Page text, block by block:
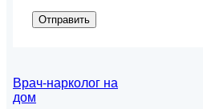
Отправить
Врач-нарколог на
дом